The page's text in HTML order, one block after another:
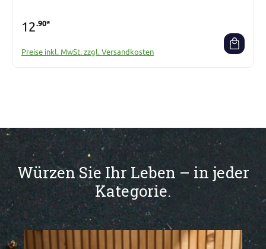
12.90*
Preise inkl. MwSt. zzgl. Versandkosten
Würzen Sie Ihr Leben – in jeder
Kategorie.